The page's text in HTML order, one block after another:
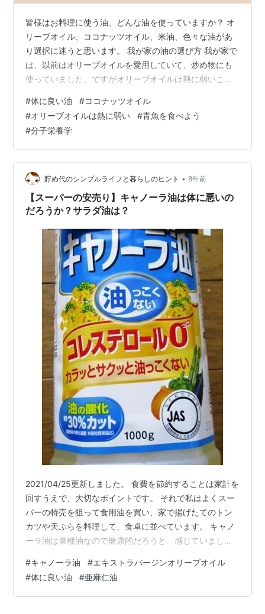
皆様はお料理に使う油、どんな油を使っていますか？ オ
リーブオイル、ココナッツオイル、米油、色々な油があ
り選択に迷うと思います。 我が家の油の選び方 我が家で
は、以前はオリーブオイルを愛用していて、炒め物にも
使っていました。ですがオリーブオイルは熱に弱いこと
用し、加熱をして使う際にはココナッツオイルを使うよ
うになりました。 香りが穏やかと口コミにあったエキス
トラヴァージンココナッツオイルをまずは購入してみた
のですが、嗅覚の敏感な長男が嫌がり使えず…。 その後
見つけた、無臭のオーガニック低温圧搾ココナッツオイ
ルを試してみると、ほんとに無臭で家族にも…
#体に良い油 #ココナッツオイル
#オリーブオイルは熱に弱い #青魚を食べよう
#分子栄養学
貯め代のシンプルライフと暮らしのヒント • 8年前
【スーパーの安売り】キャノーラ油は体に悪いの
だろうか？サラダ油は？
2021/04/25更新しました。 食費を節約することは家計を
回すうえで、大切なポイントです。 それで私はよくスー
パーの特売を狙って食用油を買い、家で揚げたてのトン
カツや天ぷらを料理して、食卓に並べています。 キャノ
ーラ油は菜種油なので健康的だろうと、感じていまし
国産のアブラナが使用されることはなく、遺伝子組み換
えのカナダ産がほとんど。 そういう情報を見ました。 身
近な食用油について考えます。 キャノーラ油とは 重労働
#キャノーラ油 #エキストラバージンオリーブオイル
#体に良い油 #亜麻仁油